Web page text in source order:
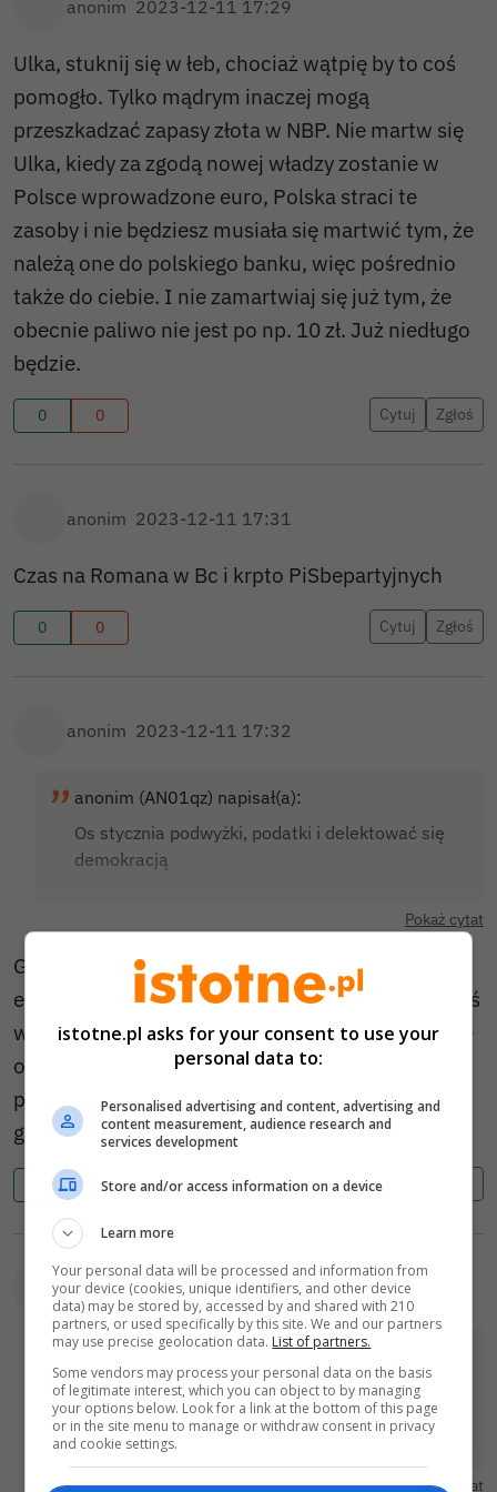
anonim 2023-12-11 17:29
Ulka, stuknij się w łeb, chociaż wątpię by to coś
pomogło. Tylko mądrym inaczej mogą
przeszkadzać zapasy złota w NBP. Nie martw się
Ulka, kiedy za zgodą nowej władzy zostanie w
Polsce wprowadzone euro, Polska straci te
zasoby i nie będziesz musiała się martwić tym, że
należą one do polskiego banku, więc pośrednio
także do ciebie. I nie zamartwiaj się już tym, że
obecnie paliwo nie jest po np. 10 zł. Już niedługo
będzie.
0 0 Cytuj Zgłoś
anonim 2023-12-11 17:31
Czas na Romana w Bc i krpto PiSbepartyjnych
0 0 Cytuj Zgłoś
anonim 2023-12-11 17:32
anonim (AN01qz) napisał(a):
Os stycznia podwyżki, podatki i delektować się
demokracją
Pokaż cytat
Gdybyś baranie nie siedział ostatnie osiem lat na
emeryturze, bezrobotnym, rencie lub 500+, to byś
wiedział jak wzrosły za urw pisowskich wszystkie
opłaty a w szczególności podatki dla osób
pracujących lub prowadzących działalność
gospodarczą! Zawrzyj więc pysk!
0 Cytuj
anonim (hjJLS) 2023-12-11 17:35
Ulka (AE7e3L) napisał(a):
W końcu z mediów znikną te " zdradzieckie
mordy " teraz Mateusz z Obajtkiem mogą w
spokoju kupować działki a Prezesowi zabrać
Policję sprzed domu . Glińskiemu wręczyć
Pokaż cytat
istotne.pl asks for your consent to use your
personal data to:
Personalised advertising and content, advertising and
content measurement, audience research and
services development
Store and/or access information on a device
Learn more
Your personal data will be processed and information from
your device (cookies, unique identifiers, and other device
data) may be stored by, accessed by and shared with 210
partners, or used specifically by this site. We and our partners
may use precise geolocation data. List of partners.
Some vendors may process your personal data on the basis
of legitimate interest, which you can object to by managing
your options below. Look for a link at the bottom of this page
or in the site menu to manage or withdraw consent in privacy
and cookie settings.